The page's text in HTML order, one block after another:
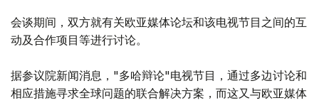
会谈期间，双方就有关欧亚媒体论坛和该电视节目之间的互
动及合作项目等进行讨论。
据参议院新闻消息，"多哈辩论"电视节目，通过多边讨论和
相应措施寻求全球问题的联合解决方案，而这又与欧亚媒体